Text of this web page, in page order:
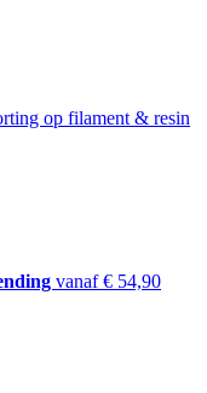
op filament & resin
vanaf € 54,90